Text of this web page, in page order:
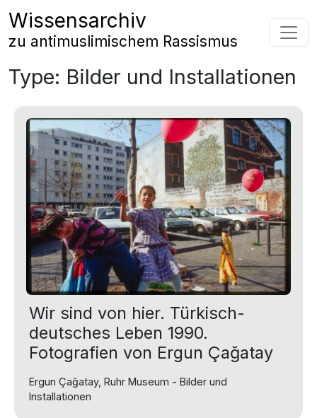
Zum Inhalt springen
Hauptnavigation
Wissensarchiv
zu antimuslimischem Rassismus
Type: Bilder und Installationen
Wir sind von hier. Türkisch-
deutsches Leben 1990.
Fotografien von Ergun Çağatay
Ergun Çağatay, Ruhr Museum - Bilder und
Installationen